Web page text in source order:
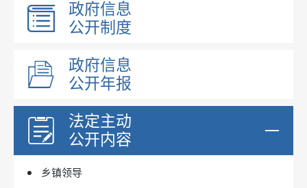
政府信息
公开制度
政府信息
公开年报
法定主动
公开内容
乡镇领导